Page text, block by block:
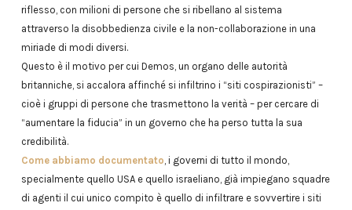
riflesso, con milioni di persone che si ribellano al sistema
attraverso la disobbedienza civile e la non-collaborazione in una
miriade di modi diversi.
Questo è il motivo per cui Demos, un organo delle autorità
britanniche, si accalora affinché si infiltrino i “siti cospirazionisti” –
cioè i gruppi di persone che trasmettono la verità – per cercare di
“aumentare la fiducia” in un governo che ha perso tutta la sua
credibilità.
Come abbiamo documentato, i governi di tutto il mondo,
specialmente quello USA e quello israeliano, già impiegano squadre
di agenti il cui unico compito è quello di infiltrare e sovvertire i siti